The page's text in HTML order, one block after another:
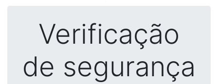
Verificação
de segurança